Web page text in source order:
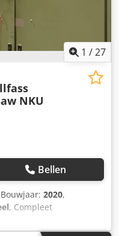
1 /27
NKU
Bellen
2020,
, Compleet
uit: Ook
mogelijk. 1.